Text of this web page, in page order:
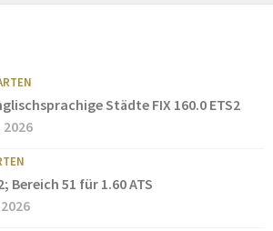
Städte FIX 160.0 ETS2
2026
Bereich 51 für 1.60 ATS